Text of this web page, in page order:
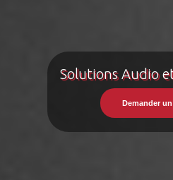
Solutions Audio
Demander